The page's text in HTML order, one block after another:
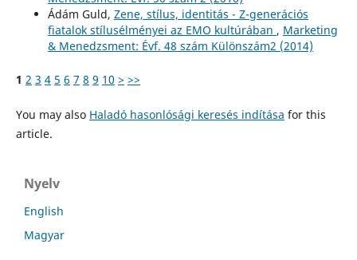
Ádám Guld, Zene, stílus, identitás - Z-generációs
fiatalok stílusélményei az EMO kultúrában , Marketing
& Menedzsment: Évf. 48 szám Különszám2 (2014)
1 2 3 4 5 6 7 8 9 10 > >>
You may also Haladó hasonlósági keresés indítása for this
article.
Nyelv
English
Magyar